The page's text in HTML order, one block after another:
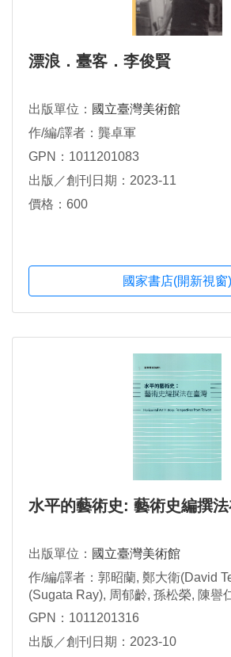
漂浪．臺客．李俊賢
出版單位： 國立臺灣美術館
作/編/譯者：龔卓軍
GPN：1011201083
出版／創刊日期：2023-11
價格：600
國家書店(開新視窗)
水平的藝術史: 藝術史編撰
出版單位： 國立臺灣美術館
作/編/譯者：郭昭蘭, 鄭大衛(David
(Sugata Ray), 周郁齡, 孫松榮, 陳譽
李雨潔, 洪廣冀, 梁廷毓, 安靜(Lee
GPN：1011201316
出版／創刊日期：2023-10